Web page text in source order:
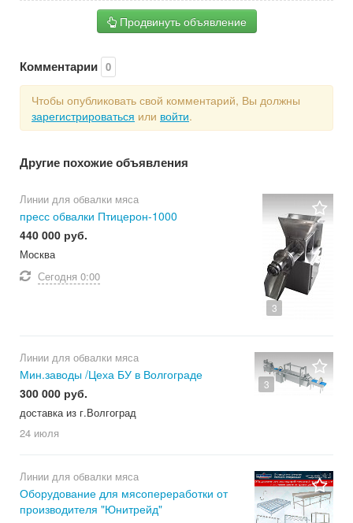
Продвинуть объявление
Комментарии 0
Чтобы опубликовать свой комментарий, Вы должны
зарегистрироваться или войти.
Другие похожие объявления
3
Линии для обвалки мяса
пресс обвалки Птицерон-1000
440 000 руб.
Москва
Сегодня 0:00
3
Линии для обвалки мяса
Мин.заводы /Цеха БУ в Волгограде
300 000 руб.
доставка из г.Волгоград
24 июля
Линии для обвалки мяса
Оборудование для мясопереработки от
производителя "Юнитрейд"